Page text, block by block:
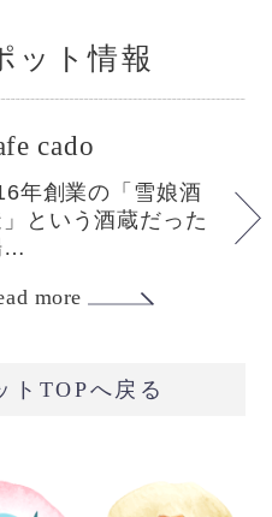
ット情報
cado
年創業の「雪娘酒
という酒蔵だった
…
more
トTOPへ戻る